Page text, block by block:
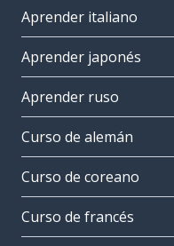
Aprender italiano
Aprender japonés
Aprender ruso
Curso de alemán
Curso de coreano
Curso de francés